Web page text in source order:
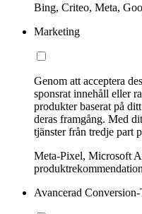
Bing, Criteo, Meta,
Marketing
Genom att acceptera
sponsrat innehåll eller
produkter baserat på
deras framgång. Med
tjänster från tredje part
Meta-Pixel, Microsoft
Avancerad